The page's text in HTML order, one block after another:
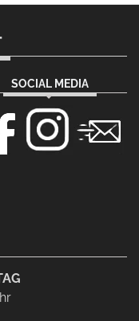
SOCIAL MEDIA